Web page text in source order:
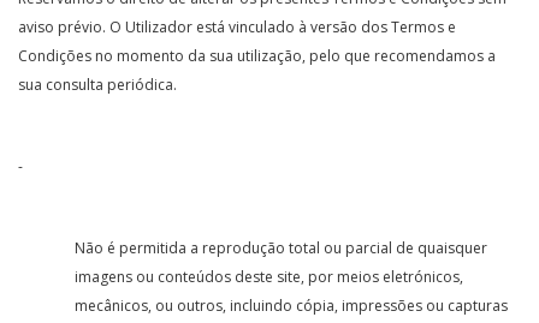
aviso prévio. O Utilizador está vinculado à versão dos Termos e
Condições no momento da sua utilização, pelo que recomendamos a
sua consulta periódica.
-
Não é permitida a reprodução total ou parcial de quaisquer
imagens ou conteúdos deste site, por meios eletrónicos,
mecânicos, ou outros, incluindo cópia, impressões ou capturas